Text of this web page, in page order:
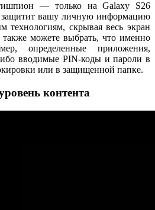
— только на Galaxy S26
вашу личную информацию
технологиям, скрывая весь экран
можете выбрать, что именно
определенные приложения,
вводимые PIN-коды и пароли в
или в защищенной папке.
контента